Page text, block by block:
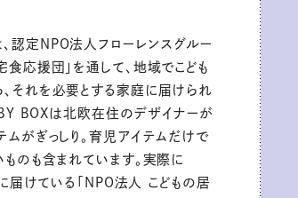
認定NPO法人フローレンスグルー
食応援団」を通して、地域でこども
それを必要とする家庭に届けられ
BOXは北欧在住のデザイナーが
ムがぎっしり。育児アイテムだけで
ものも含まれています。実際に
けている「NPO法人 こどもの居